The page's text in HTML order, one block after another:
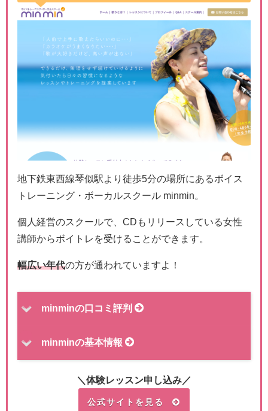
地下鉄東西線琴似駅より徒歩5分の場所にあるボイス
トレーニング・ボーカルスクール minmin。
個人経営のスクールで、CDもリリースしている女性
講師からボイトレを受けることができます。
幅広い年代の方が通われていますよ！
minminの口コミ評判
minminの基本情報
＼体験レッスン申し込み／
公式サイトを見る